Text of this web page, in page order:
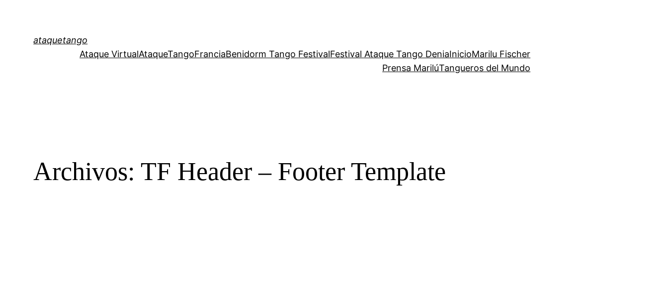
ataquetango
Ataque VirtualAtaqueTangoFranciaBenidorm Tango FestivalFestival Ataque Tango DeniaInicioMarilu Fischer
Prensa MarilúTangueros del Mundo
Archivos: TF Header – Footer Template